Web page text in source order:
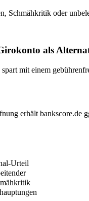
Schmähkritik oder
als
mit einem
erhält bankscore.de
Urteil